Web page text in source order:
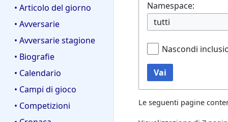
• Articolo del giorno
• Avversarie
• Avversarie stagione
• Biografie
• Calendario
• Campi di gioco
• Competizioni
Namespace:
tutti
Nascondi
Vai
Le seguenti pagine